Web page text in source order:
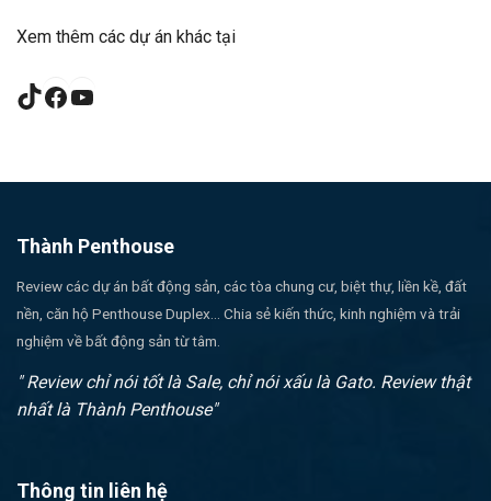
Xem thêm các dự án khác tại
TikTok
Facebook
Thành Penthouse
Review các dự án bất động sản, các tòa chung cư, biệt thự, liền kề, đất
nền, căn hộ Penthouse Duplex... Chia sẻ kiến thức, kinh nghiệm và trải
nghiệm về bất động sản từ tâm.
" Review chỉ nói tốt là Sale, chỉ nói xấu là Gato. Review thật
nhất là Thành Penthouse"
Thông tin liên hệ